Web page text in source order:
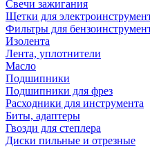
Свечи зажигания
Щетки для
Фильтры для
Изолента
Лента, уплотнители
Масло
Подшипники
Подшипники для фрез
Расходники для инструмента
Биты, адаптеры
Гвозди для степлера
Диски пильные и отрезные